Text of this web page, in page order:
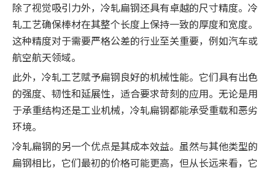
除了视觉吸引力外，冷轧扁钢还具有卓越的尺寸精度。冷
轧工艺确保棒材在其整个长度上保持一致的厚度和宽度。
这种精度对于需要严格公差的行业至关重要，例如汽车或
航空航天领域。
此外，冷轧工艺赋予扁钢良好的机械性能。它们具有出色
的强度、韧性和延展性，适合要求苛刻的应用。无论是用
于承重结构还是工业机械，冷轧扁钢都能承受重载和恶劣
环境。
冷轧扁钢的另一个优点是其成本效益。虽然与其他类型的
扁钢相比，它们最初的价格可能更高，但从长远来看，它